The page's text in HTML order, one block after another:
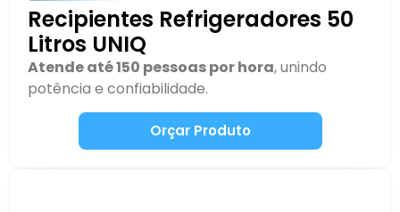
Recipientes Refrigeradores 50
Litros UNIQ​
Atende até 150 pessoas por hora, unindo
potência e confiabilidade.
Orçar Produto